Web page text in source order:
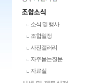
소식 및 행사
조합일정
사진갤러리
자주묻는질문
자료실